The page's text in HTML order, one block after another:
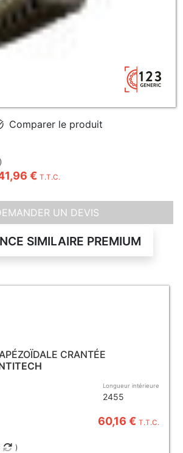
Comparer le produit
€ T.T.C.
)
UN DEVIS
SIMILAIRE PREMIUM
CRANTÉE
Longueur intérieure
2455
60,16 €T.T.C.
)